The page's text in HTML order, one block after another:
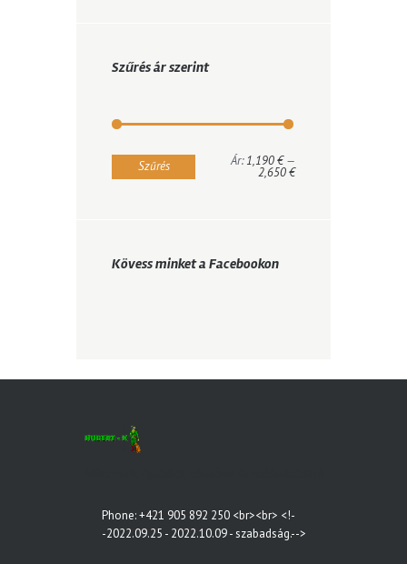
Szűrés ár szerint
Szűrés Ár:1,190 €—
2,650 €
Kövess minket a Facebookon
Phone: +421 905 892 250 <br><br> <!-
-2022.09.25 - 2022.10.09 - szabadság.-->